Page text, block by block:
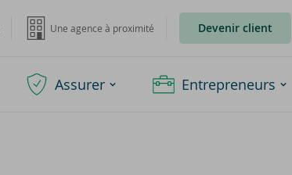
Une agence à proximité Devenir client
Assurer Entrepreneurs